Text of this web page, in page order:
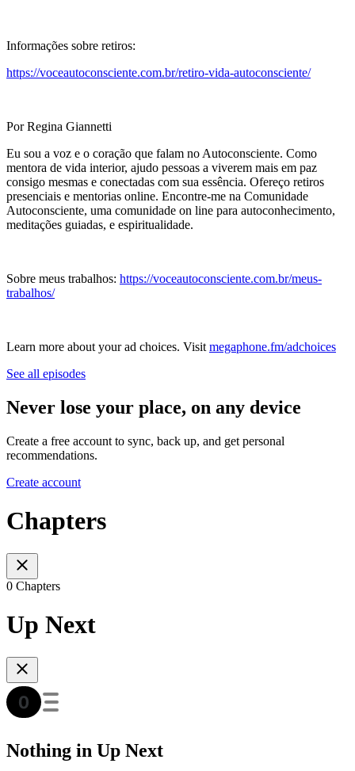
Informações sobre retiros:
https://voceautoconsciente.com.br/retiro-vida-autoconsciente/
Por Regina Giannetti
Eu sou a voz e o coração que falam no Autoconsciente. Como
mentora de vida interior, ajudo pessoas a viverem mais em paz
consigo mesmas e conectadas com sua essência. Ofereço retiros
presenciais e mentorias online. Encontre-me na Comunidade
Autoconsciente, uma comunidade on line para autoconhecimento,
meditações guiadas, e espiritualidade.
Sobre meus trabalhos: https://voceautoconsciente.com.br/meus-
trabalhos/
Learn more about your ad choices. Visit megaphone.fm/adchoices
See all episodes
Never lose your place, on any device
Create a free account to sync, back up, and get personal
recommendations.
Create account
Chapters
0 Chapters
Up Next
Nothing in Up Next